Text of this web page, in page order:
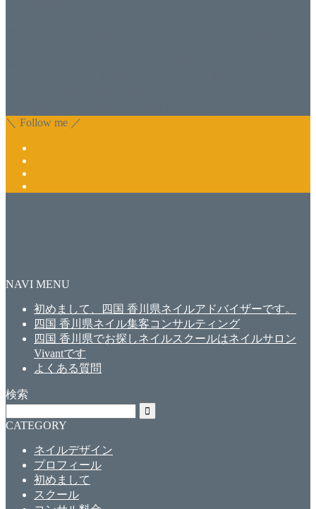
＼ Follow me ／
NAVI MENU
初めまして、四国 香川県ネイルアドバイザーです。
四国 香川県ネイル集客コンサルティング
四国 香川県でお探しネイルスクールはネイルサロン
Vivantです
よくある質問
検索
CATEGORY
ネイルデザイン
プロフィール
初めまして
スクール